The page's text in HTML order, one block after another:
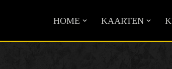
naar
HOME KAARTEN